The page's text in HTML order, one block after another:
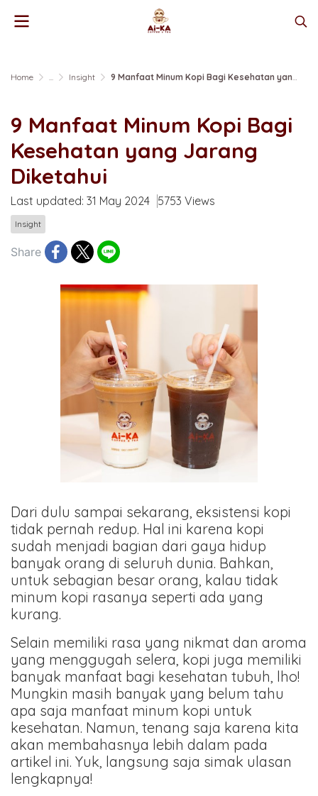
Home ... Insight 9 Manfaat Minum Kopi Bagi Kesehatan yang Jarang Diketahui
9 Manfaat Minum Kopi Bagi
Kesehatan yang Jarang
Diketahui
Last updated: 31 May 2024 5753 Views
Insight
Share
Dari dulu sampai sekarang, eksistensi kopi
tidak pernah redup. Hal ini karena kopi
sudah menjadi bagian dari gaya hidup
banyak orang di seluruh dunia. Bahkan,
untuk sebagian besar orang, kalau tidak
minum kopi rasanya seperti ada yang
kurang.
Selain memiliki rasa yang nikmat dan aroma
yang menggugah selera, kopi juga memiliki
banyak manfaat bagi kesehatan tubuh, lho!
Mungkin masih banyak yang belum tahu
apa saja manfaat minum kopi untuk
kesehatan. Namun, tenang saja karena kita
akan membahasnya lebih dalam pada
artikel ini. Yuk, langsung saja simak ulasan
lengkapnya!